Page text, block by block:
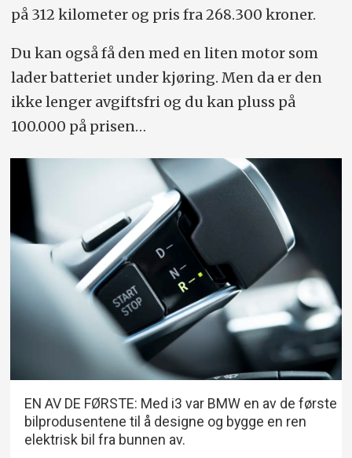
på 312 kilometer og pris fra 268.300 kroner.
Du kan også få den med en liten motor som
lader batteriet under kjøring. Men da er den
ikke lenger avgiftsfri og du kan pluss på
100.000 på prisen…
EN AV DE FØRSTE: Med i3 var BMW en av de første
bilprodusentene til å designe og bygge en ren
elektrisk bil fra bunnen av.